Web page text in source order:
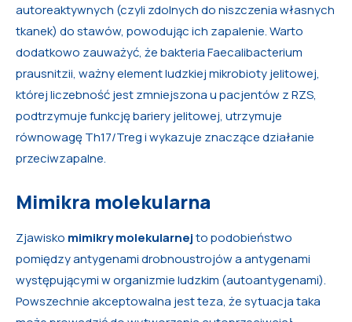
autoreaktywnych (czyli zdolnych do niszczenia własnych
tkanek) do stawów, powodując ich zapalenie. Warto
dodatkowo zauważyć, że bakteria Faecalibacterium
prausnitzii, ważny element ludzkiej mikrobioty jelitowej,
której liczebność jest zmniejszona u pacjentów z RZS,
podtrzymuje funkcję bariery jelitowej, utrzymuje
równowagę Th17/Treg i wykazuje znaczące działanie
przeciwzapalne.
Mimikra molekularna
Zjawisko mimikry molekularnejto podobieństwo
pomiędzy antygenami drobnoustrojów a antygenami
występującymi w organizmie ludzkim (autoantygenami).
Powszechnie akceptowalna jest teza, że sytuacja taka